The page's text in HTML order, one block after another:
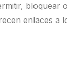
bloquear
enlaces a